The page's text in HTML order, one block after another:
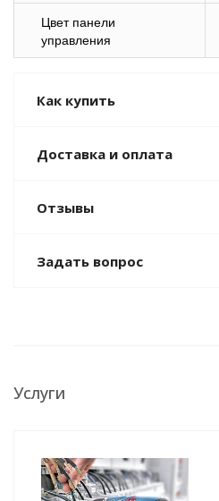
Цвет панели
управления
Как купить
Доставка и оплата
Отзывы
Задать вопрос
Услуги